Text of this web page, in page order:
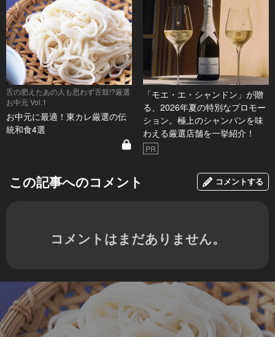
舌の肥えたあの人も思わず舌鼓!?厳選
お中元 Vol.1
お中元に最適！東カレ厳選の伝
統和食4選
「モエ・エ・シャンドン」が贈
る、2026年夏の特別なプロモー
ション。極上のシャンパンを味
わえる厳選店舗を一挙紹介！
PR
この記事へのコメント コメントする
コメントはまだありません。